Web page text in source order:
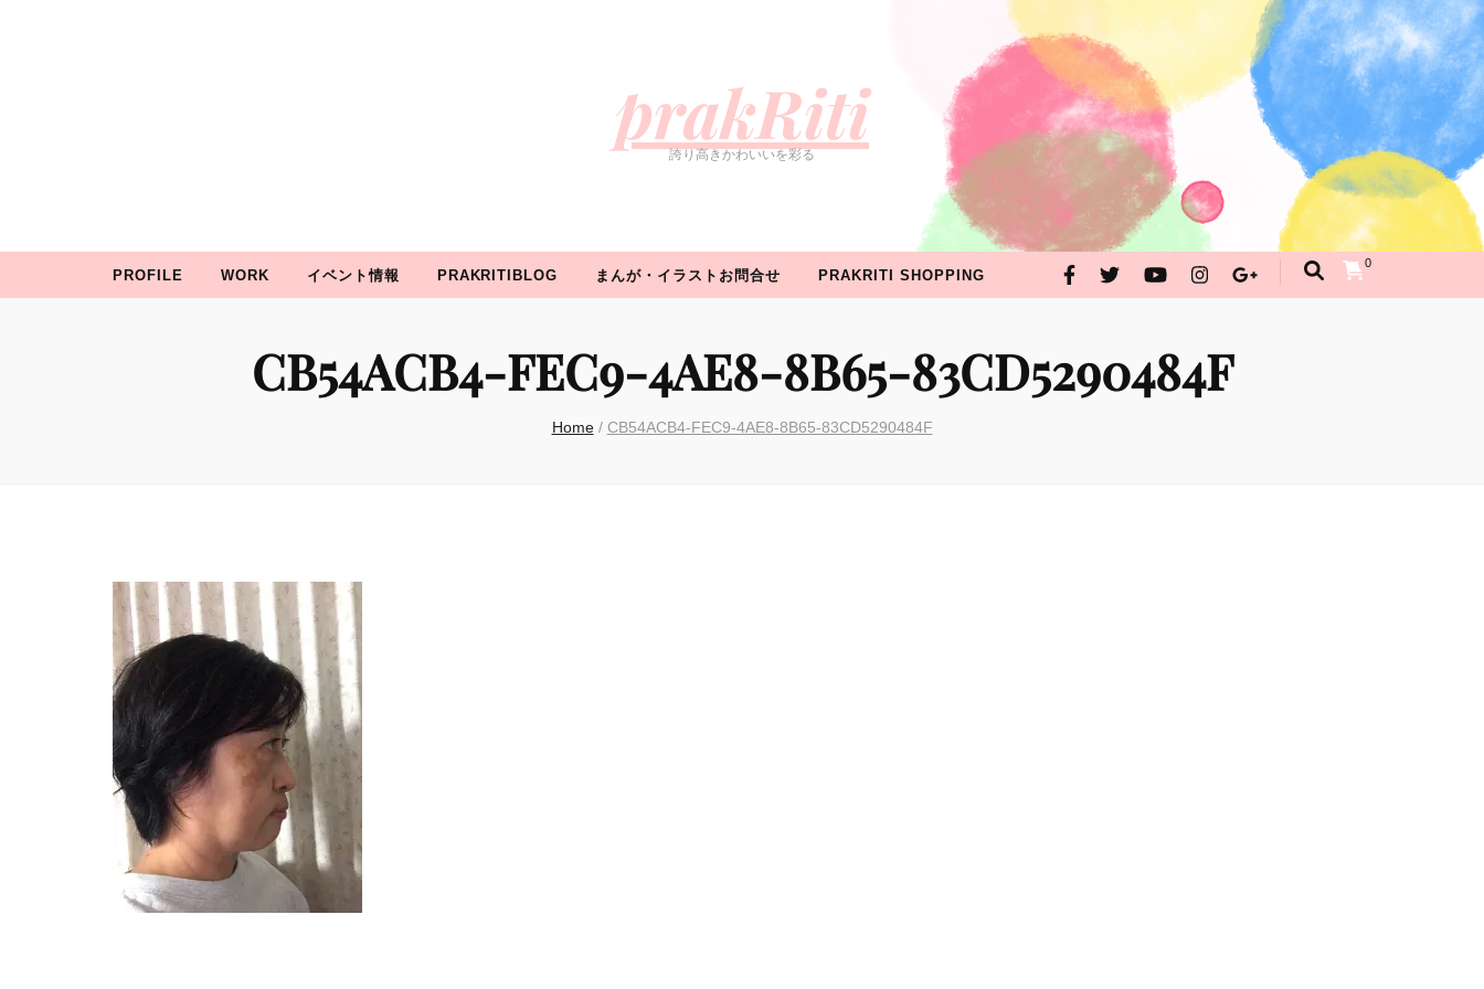
prakRiti
誇り高きかわいいを彩る
PROFILE WORK イベント情報 PRAKRITIBLOG まんが・イラストお問合せ PRAKRITI SHOPPING
0
まんが・イラストお問合せ PRAKRITI SHOPPING
CB54ACB4-FEC9-4AE8-8B65-83CD5290484F
Home / CB54ACB4-FEC9-4AE8-8B65-83CD5290484F